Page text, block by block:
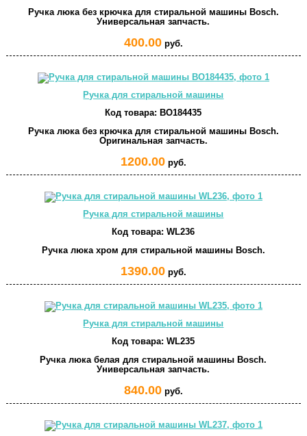
Ручка люка без крючка для стиральной машины Bosch.
Универсальная запчасть.
400.00руб.
Ручка для стиральной машины
Код товара: BO184435
Ручка люка без крючка для стиральной машины Bosch.
Оригинальная запчасть.
1200.00руб.
Ручка для стиральной машины
Код товара: WL236
Ручка люка хром для стиральной машины Bosch.
1390.00руб.
Ручка для стиральной машины
Код товара: WL235
Ручка люка белая для стиральной машины Bosch.
Универсальная запчасть.
840.00руб.